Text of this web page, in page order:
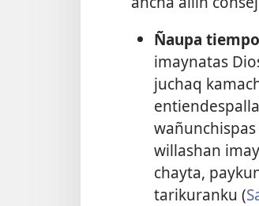
Ñaupa
imaynatas
juchaq
willashan
chayta,
tarikuranku (